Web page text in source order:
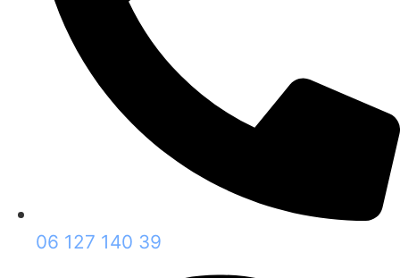
06 127 140 39